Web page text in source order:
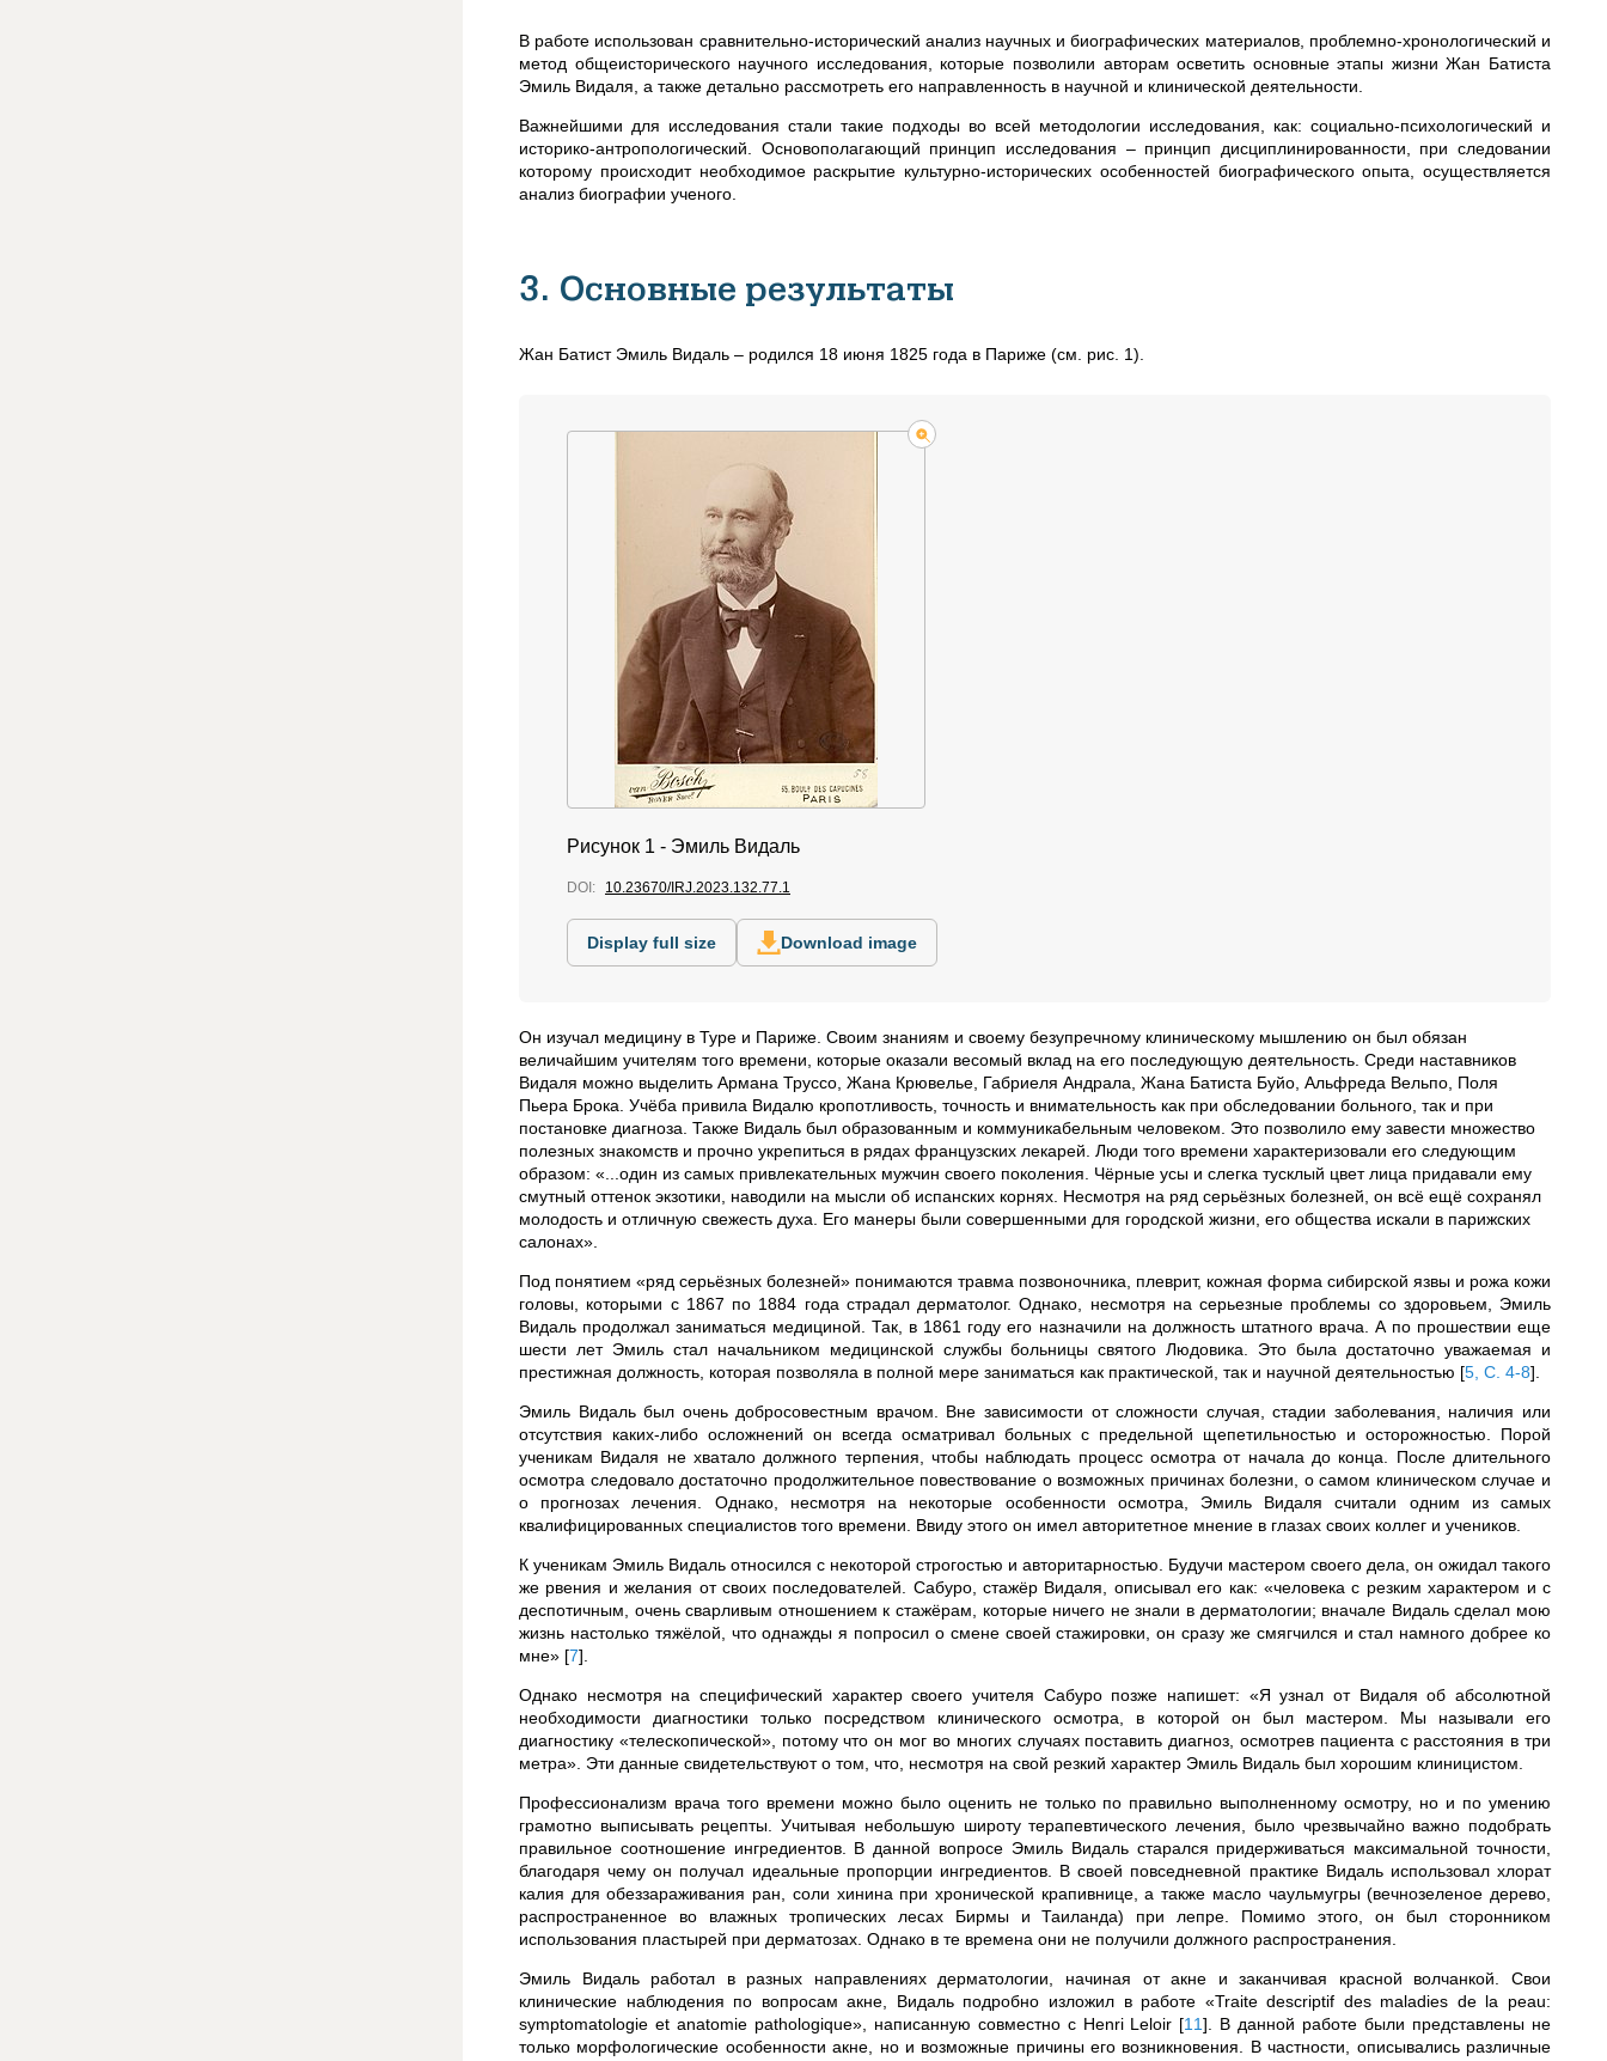
В работе использован сравнительно-исторический анализ научных и биографических материалов, проблемно-хронологический и
метод общеисторического научного исследования, которые позволили авторам осветить основные этапы жизни Жан Батиста
Эмиль Видаля, а также детально рассмотреть его направленность в научной и клинической деятельности.
Важнейшими для исследования стали такие подходы во всей методологии исследования, как: социально-психологический и
историко-антропологический. Основополагающий принцип исследования – принцип дисциплинированности, при следовании
которому происходит необходимое раскрытие культурно-исторических особенностей биографического опыта, осуществляется
анализ биографии ученого.
3. Основные результаты
Жан Батист Эмиль Видаль – родился 18 июня 1825 года в Париже (см. рис. 1).
Рисунок 1 - Эмиль Видаль
DOI: 10.23670/IRJ.2023.132.77.1
Display full size Download image
Он изучал медицину в Туре и Париже. Своим знаниям и своему безупречному клиническому мышлению он был обязан
величайшим учителям того времени, которые оказали весомый вклад на его последующую деятельность. Среди наставников
Видаля можно выделить Армана Труссо, Жана Крювелье, Габриеля Андрала, Жана Батиста Буйо, Альфреда Вельпо, Поля
Пьера Брока. Учёба привила Видалю кропотливость, точность и внимательность как при обследовании больного, так и при
постановке диагноза. Также Видаль был образованным и коммуникабельным человеком. Это позволило ему завести множество
полезных знакомств и прочно укрепиться в рядах французских лекарей. Люди того времени характеризовали его следующим
образом: «...один из самых привлекательных мужчин своего поколения. Чёрные усы и слегка тусклый цвет лица придавали ему
смутный оттенок экзотики, наводили на мысли об испанских корнях. Несмотря на ряд серьёзных болезней, он всё ещё сохранял
молодость и отличную свежесть духа. Его манеры были совершенными для городской жизни, его общества искали в парижских
салонах».
Под понятием «ряд серьёзных болезней» понимаются травма позвоночника, плеврит, кожная форма сибирской язвы и рожа кожи
головы, которыми с 1867 по 1884 года страдал дерматолог. Однако, несмотря на серьезные проблемы со здоровьем, Эмиль
Видаль продолжал заниматься медициной. Так, в 1861 году его назначили на должность штатного врача. А по прошествии еще
шести лет Эмиль стал начальником медицинской службы больницы святого Людовика. Это была достаточно уважаемая и
престижная должность, которая позволяла в полной мере заниматься как практической, так и научной деятельностью [5, С. 4-8]
Эмиль Видаль был очень добросовестным врачом. Вне зависимости от сложности случая, стадии заболевания, наличия или
отсутствия каких-либо осложнений он всегда осматривал больных с предельной щепетильностью и осторожностью. Порой
ученикам Видаля не хватало должного терпения, чтобы наблюдать процесс осмотра от начала до конца. После длительного
осмотра следовало достаточно продолжительное повествование о возможных причинах болезни, о самом клиническом случае и
о прогнозах лечения. Однако, несмотря на некоторые особенности осмотра, Эмиль Видаля считали одним из самых
квалифицированных специалистов того времени. Ввиду этого он имел авторитетное мнение в глазах своих коллег и учеников.
К ученикам Эмиль Видаль относился с некоторой строгостью и авторитарностью. Будучи мастером своего дела, он ожидал такого
же рвения и желания от своих последователей. Сабуро, стажёр Видаля, описывал его как: «человека с резким характером и с
деспотичным, очень сварливым отношением к стажёрам, которые ничего не знали в дерматологии; вначале Видаль сделал мою
жизнь настолько тяжёлой, что однажды я попросил о смене своей стажировки, он сразу же смягчился и стал намного добрее ко
мне» [7]
Однако несмотря на специфический характер своего учителя Сабуро позже напишет: «Я узнал от Видаля об абсолютной
необходимости диагностики только посредством клинического осмотра, в которой он был мастером. Мы называли его
диагностику «телескопической», потому что он мог во многих случаях поставить диагноз, осмотрев пациента с расстояния в три
метра». Эти данные свидетельствуют о том, что, несмотря на свой резкий характер Эмиль Видаль был хорошим клиницистом.
Профессионализм врача того времени можно было оценить не только по правильно выполненному осмотру, но и по умению
грамотно выписывать рецепты. Учитывая небольшую широту терапевтического лечения, было чрезвычайно важно подобрать
правильное соотношение ингредиентов. В данной вопросе Эмиль Видаль старался придерживаться максимальной точности,
благодаря чему он получал идеальные пропорции ингредиентов. В своей повседневной практике Видаль использовал хлорат
калия для обеззараживания ран, соли хинина при хронической крапивнице, а также масло чаульмугры (вечнозеленое дерево,
распространенное во влажных тропических лесах Бирмы и Таиланда) при лепре. Помимо этого, он был сторонником
использования пластырей при дерматозах. Однако в те времена они не получили должного распространения.
Эмиль Видаль работал в разных направлениях дерматологии, начиная от акне и заканчивая красной волчанкой. Свои
клинические наблюдения по вопросам акне, Видаль подробно изложил в работе «Traite descriptif des maladies de la peau:
symptomatologie et anatomie pathologique», написанную совместно с Henri Leloir [11] . В данной работе были представлены не
только морфологические особенности акне, но и возможные причины его возникновения. В частности, описывались различные